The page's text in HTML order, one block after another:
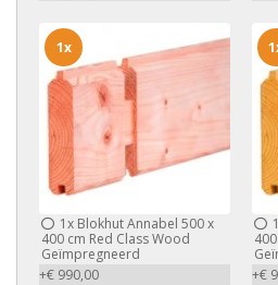
1x Blokhut Annabel 500 x
400 cm Red Class Wood
Geïmpregneerd
+€ 990,00
1x
+€